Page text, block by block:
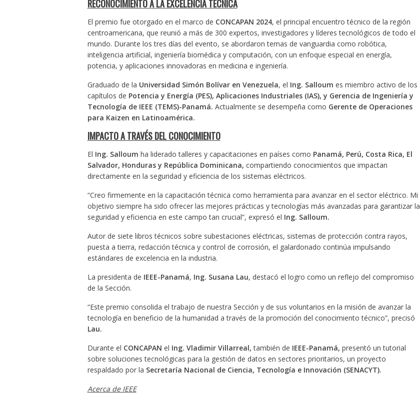
RECONOCIMIENTO A LA EXCELENCIA TÉCNICA
El premio fue otorgado en el marco de CONCAPAN 2024, el principal encuentro técnico de la región
centroamericana, que reunió a más de 300 expertos, investigadores y líderes tecnológicos de todo el
mundo. Durante los tres días del evento, se abordaron temas de vanguardia como robótica,
inteligencia artificial, ingeniería biomédica y computación, con un enfoque especial en energía,
potencia, y aplicaciones innovadoras en medicina e ingeniería.
Graduado de la Universidad Simón Bolívar en Venezuela, el Ing. Salloum es miembro activo de los
capítulos de Potencia y Energía (PES), Aplicaciones Industriales (IAS), y Gerencia de Ingeniería y
Tecnología de IEEE (TEMS)-Panamá. Actualmente se desempeña como Gerente de Operaciones
para Kaizen en Latinoamérica.
IMPACTO A TRAVÉS DEL CONOCIMIENTO
El Ing. Salloum ha liderado talleres y capacitaciones en países como Panamá, Perú, Costa Rica, El
Salvador, Honduras y República Dominicana, compartiendo conocimientos que impactan
directamente en la seguridad y eficiencia de los sistemas eléctricos.
“Creo firmemente en la capacitación técnica como herramienta para avanzar en el sector eléctrico. Mi
objetivo siempre ha sido ofrecer las mejores prácticas y tecnologías más avanzadas para garantizar la
seguridad y eficiencia en este campo tan crucial”, expresó el Ing. Salloum.
Autor de siete libros técnicos sobre subestaciones eléctricas, sistemas de protección contra rayos,
puesta a tierra, redacción técnica y control de corrosión, el galardonado continúa impulsando
estándares de excelencia en la industria.
La presidenta de IEEE-Panamá, Ing. Susana Lau, destacó el logro como un reflejo del compromiso
de la Sección.
“Este premio consolida el trabajo de nuestra Sección y de sus voluntarios en la misión de avanzar la
tecnología en beneficio de la humanidad a través de la promoción del conocimiento técnico”, precisó
Lau.
Durante el CONCAPAN el Ing. Vladimir Villarreal, también de IEEE-Panamá, presentó un tutorial
sobre soluciones tecnológicas para la gestión de datos en sectores prioritarios, un proyecto
respaldado por la Secretaría Nacional de Ciencia, Tecnología e Innovación (SENACYT).
Acerca de IEEE